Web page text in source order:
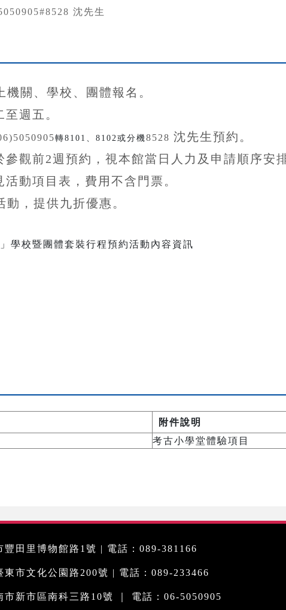
沈先生
機關、學校、團體報名。
至週五。
轉8101、8102或分機8528 沈先生預約。
參觀前2週預約，視本館當日人力及申請順序安
活動項目表，費用不含 門票。
動，提供九折優惠 。
附件說明
考古小學堂體驗項目
豐田里博物館路1號 | 電話：089-381166
市文化公園路200號 | 電話：089-233466
新市區南科三路10號 ｜ 電話：06-5050905